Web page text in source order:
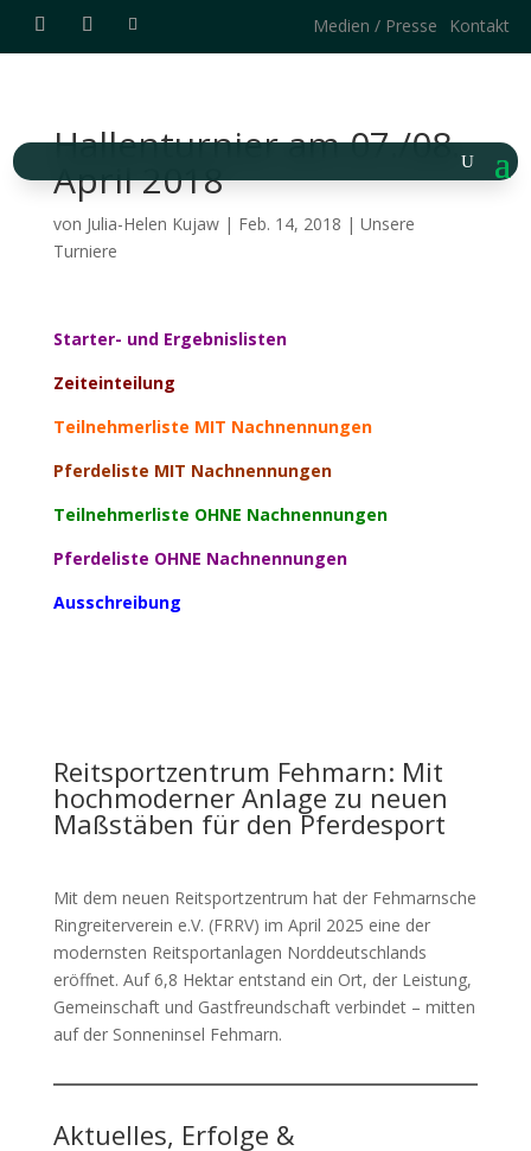
Medien / Presse Kontakt
Hallenturnier am 07./08.
April 2018
von Julia-Helen Kujaw| Feb. 14, 2018 | Unsere
Turniere
Starter- und Ergebnislisten
Zeiteinteilung
Teilnehmerliste MIT Nachnennungen
Pferdeliste MIT Nachnennungen
Teilnehmerliste OHNE Nachnennungen
Pferdeliste OHNE Nachnennungen
Ausschreibung
Reitsportzentrum Fehmarn: Mit
hochmoderner Anlage zu neuen
Maßstäben für den Pferdesport
Mit dem neuen Reitsportzentrum hat der Fehmarnsche
Ringreiterverein e.V. (FRRV) im April 2025 eine der
modernsten Reitsportanlagen Norddeutschlands
eröffnet. Auf 6,8 Hektar entstand ein Ort, der Leistung,
Gemeinschaft und Gastfreundschaft verbindet – mitten
auf der Sonneninsel Fehmarn.
Aktuelles, Erfolge &